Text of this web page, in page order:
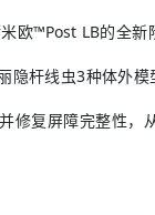
欧™Post LB的全新
隐杆线虫3种体外
修复屏障完整性，